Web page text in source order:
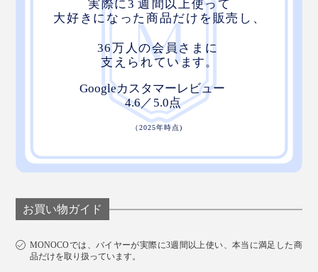
お買い物ガイド
MONOCOでは、バイヤーが実際に3週間以上使い、本当に満足した商
品だけを取り扱っています。